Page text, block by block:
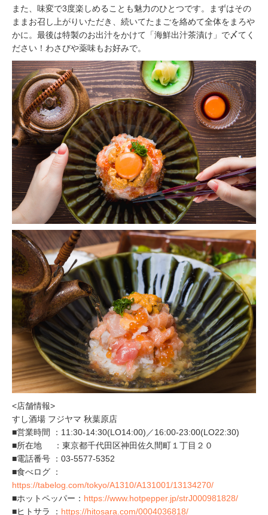
また、味変で3度楽しめることも魅力のひとつです。まずはその
ままお召し上がりいただき、続いてたまごを絡めて全体をまろや
かに。最後は特製のお出汁をかけて「海鮮出汁茶漬け」で〆てく
ださい！わさびや薬味もお好みで。
<店舗情報>
すし酒場 フジヤマ 秋葉原店
■営業時間 ：11:30-14:30(LO14:00)／16:00-23:00(LO22:30)
■所在地 ：東京都千代田区神田佐久間町１丁目２０
■電話番号 ：03-5577-5352
■食べログ ：
https://tabelog.com/tokyo/A1310/A131001/13134270/
■ホットペッパー： https://www.hotpepper.jp/strJ000981828/
■ヒトサラ ： https://hitosara.com/0004036818/